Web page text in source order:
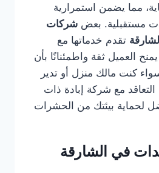
مما يضمن استمرارية
مستقبلية. بعض شركات
تقدم خدماتها مع
العميل ثقة واطمئنانًا بأن
كنت مالك منزل أو تدير
مع شركة إبادة ذات
لحماية بيئتك من الحشرات
في الشارقة